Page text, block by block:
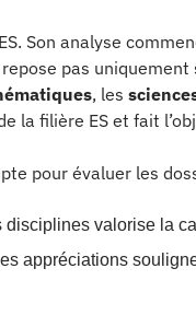
Son analyse
pas uniquement
, les
la filière ES et fait
pour évaluer les
valorise la
appréciations